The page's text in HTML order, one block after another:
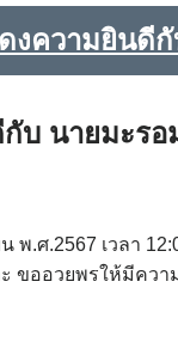
งความยินดีกั
นายมะรอ
พ.ศ.2567 เวลา
าะ ขออวยพรให้มี